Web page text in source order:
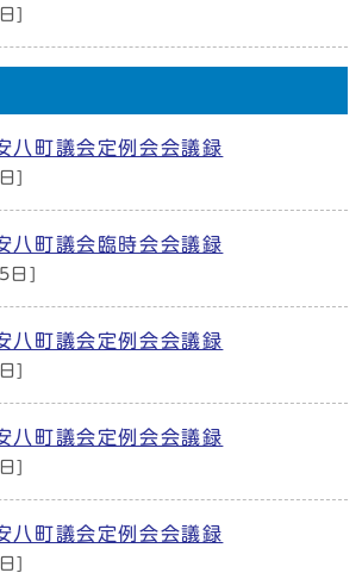
]
八町議会定例会会議録
]
八町議会臨時会会議録
日]
八町議会定例会会議録
]
八町議会定例会会議録
]
八町議会定例会会議録
]